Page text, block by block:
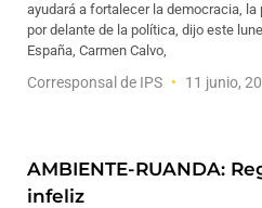
ayudará a fortalecer la democracia, la
por delante de la política, dijo este
España, Carmen Calvo,
Corresponsal de IPS 11 junio,
AMBIENTE-RUANDA:
infeliz